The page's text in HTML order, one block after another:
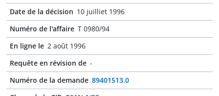
Date de la décision 10 juilliet 1996
Numéro de l'affaire T 0980/94
En ligne le 2 août 1996
Requête en révision de -
Numéro de la demande 89401513.0